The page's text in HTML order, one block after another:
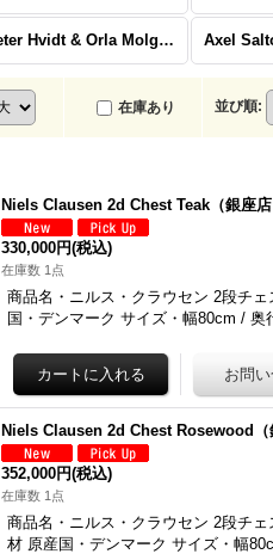
Peter Hvidt & Orla Molgaard Nielsen Axel
在庫あり 並び順:
Niels Clausen 2d Chest Teak（銀座
330,000円(税込)
在庫数 1点
商品名・ニルス・クラウセン 2段チ
国・デンマーク サイズ・幅80cm /
Niels Clausen 2d Chest Rosewood（
352,000円(税込)
在庫数 1点
商品名・ニルス・クラウセン 2段チ
材 原産国・デンマーク サイズ・幅